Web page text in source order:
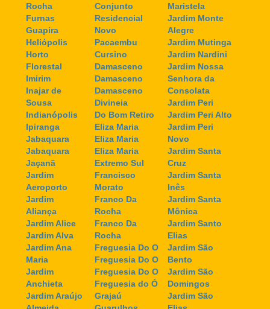
Rocha
Furnas
Guapira
Heliópolis
Horto
Florestal
Imirim
Inajar de
Sousa
Indianópolis
Ipiranga
Jabaquara
Jabaquara
Jaçanã
Jardim
Aeroporto
Jardim
Aliança
Jardim Alice
Jardim Alva
Jardim Ana
Maria
Jardim
Anchieta
Jardim Araújo
Conjunto
Residencial
Novo
Pacaembu
Cursino
Damasceno
Damasceno
Damasceno
Divineia
Do Bom Retiro
Eliza Maria
Eliza Maria
Eliza Maria
Extremo Sul
Francisco
Morato
Franco Da
Rocha
Franco Da
Rocha
Freguesia Do O
Freguesia Do O
Freguesia Do O
Freguesia do Ó
Grajaú
Maristela
Jardim Monte
Alegre
Jardim Mutinga
Jardim Nardini
Jardim Nossa
Senhora da
Consolata
Jardim Peri
Jardim Peri Alto
Jardim Peri
Novo
Jardim Santa
Cruz
Jardim Santa
Inês
Jardim Santa
Mônica
Jardim Santo
Elias
Jardim São
Bento
Jardim São
Domingos
Jardim São